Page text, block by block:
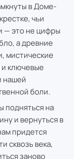
в Доме-
чьи
— это не цифры
а древние
мистические
ключевые
нашей
боли.
подняться на
и вернуться в
придется
сквозь века,
заново